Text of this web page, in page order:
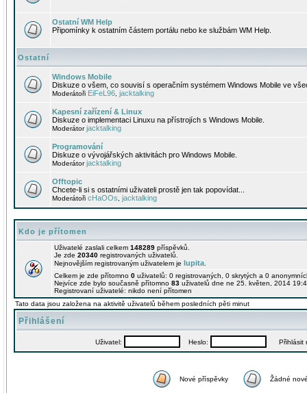
Ostatní WM Help
Připomínky k ostatním částem portálu nebo ke službám WM Help.
Ostatní
Windows Mobile
Diskuze o všem, co souvisí s operačním systémem Windows Mobile ve
Moderátoři EiFeL96 jacktalking
Kapesní zařízení & Linux
Diskuze o implementaci Linuxu na přístrojích s Windows Mobile.
Moderátorjacktalking
Programování
Diskuze o vývojářských aktivitách pro Windows Mobile.
Moderátorjacktalking
Offtopic
Chcete-li si s ostatními uživateli prostě jen tak popovídat...
Moderátoři cHaOOs jacktalking
Kdo je přítomen
Uživatelé zaslali celkem 148289 příspěvků.
Je zde 20340 registrovaných uživatelů.
Nejnovějším registrovaným uživatelem je lupita
Celkem je zde přítomno 0 uživatelů: 0 registrovaných, 0 skrytých a 0
Nejvíce zde bylo současně přítomno 83 uživatelů dne ne 25. květen, 2014
Registrovaní uživatelé: nikdo není přítomen
Tato data jsou založena na aktivitě uživatelů během posledních pěti minut
Přihlášení
Uživatel: Heslo: Přihlásit
Nové příspěvky Žádné